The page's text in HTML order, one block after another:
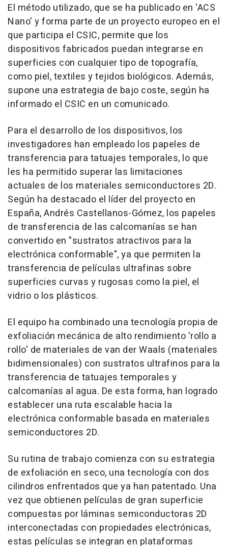
El método utilizado, que se ha publicado en 'ACS
Nano' y forma parte de un proyecto europeo en el
que participa el CSIC, permite que los
dispositivos fabricados puedan integrarse en
superficies con cualquier tipo de topografía,
como piel, textiles y tejidos biológicos. Además,
supone una estrategia de bajo coste, según ha
informado el CSIC en un comunicado.
Para el desarrollo de los dispositivos, los
investigadores han empleado los papeles de
transferencia para tatuajes temporales, lo que
les ha permitido superar las limitaciones
actuales de los materiales semiconductores 2D.
Según ha destacado el líder del proyecto en
España, Andrés Castellanos-Gómez, los papeles
de transferencia de las calcomanías se han
convertido en "sustratos atractivos para la
electrónica conformable", ya que permiten la
transferencia de películas ultrafinas sobre
superficies curvas y rugosas como la piel, el
vidrio o los plásticos.
El equipo ha combinado una tecnología propia de
exfoliación mecánica de alto rendimiento 'rollo a
rollo' de materiales de van der Waals (materiales
bidimensionales) con sustratos ultrafinos para la
transferencia de tatuajes temporales y
calcomanías al agua. De esta forma, han logrado
establecer una ruta escalable hacia la
electrónica conformable basada en materiales
semiconductores 2D.
Su rutina de trabajo comienza con su estrategia
de exfoliación en seco, una tecnología con dos
cilindros enfrentados que ya han patentado. Una
vez que obtienen películas de gran superficie
compuestas por láminas semiconductoras 2D
interconectadas con propiedades electrónicas,
estas películas se integran en plataformas